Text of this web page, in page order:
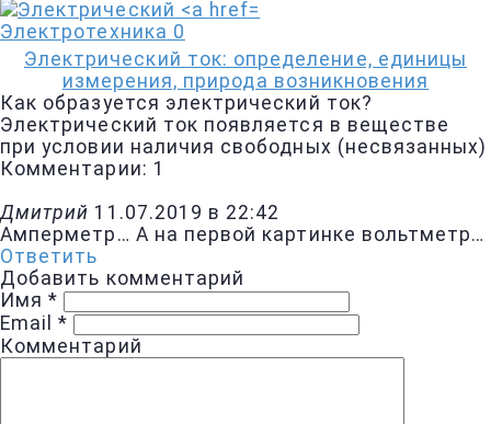
Электротехника 0
Электрический ток: определение, единицы
измерения, природа возникновения
Как образуется электрический ток?
Электрический ток появляется в веществе
при условии наличия свободных (несвязанных)
Комментарии: 1
Дмитрий 11.07.2019 в 22:42
Амперметр… А на первой картинке вольтметр…
Ответить
Добавить комментарий
Имя*
Email*
Комментарий